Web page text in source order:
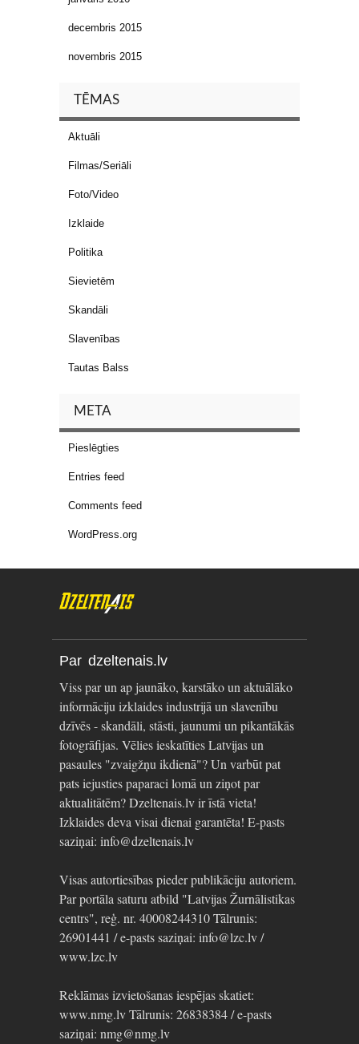
decembris 2015
novembris 2015
TĒMAS
Aktuāli
Filmas/Seriāli
Foto/Video
Izklaide
Politika
Sievietēm
Skandāli
Slavenības
Tautas Balss
META
Pieslēgties
Entries feed
Comments feed
WordPress.org
Par dzeltenais.lv
Viss par un ap jaunāko, karstāko un aktuālāko
informāciju izklaides industrijā un slavenību
dzīvēs - skandāli, stāsti, jaunumi un pikantākās
fotogrāfijas. Vēlies ieskatīties Latvijas un
pasaules "zvaigžņu ikdienā"? Un varbūt pat
pats iejusties paparaci lomā un ziņot par
aktualitātēm? Dzeltenais.lv ir īstā vieta!
Izklaides deva visai dienai garantēta! E-pasts
saziņai: info@dzeltenais.lv
Visas autortiesības pieder publikāciju autoriem.
Par portāla saturu atbild "Latvijas Žurnālistikas
centrs", reģ. nr. 40008244310 Tālrunis:
26901441 / e-pasts saziņai: info@lzc.lv /
www.lzc.lv
Reklāmas izvietošanas iespējas skatiet:
www.nmg.lv Tālrunis: 26838384 / e-pasts
saziņai: nmg@nmg.lv